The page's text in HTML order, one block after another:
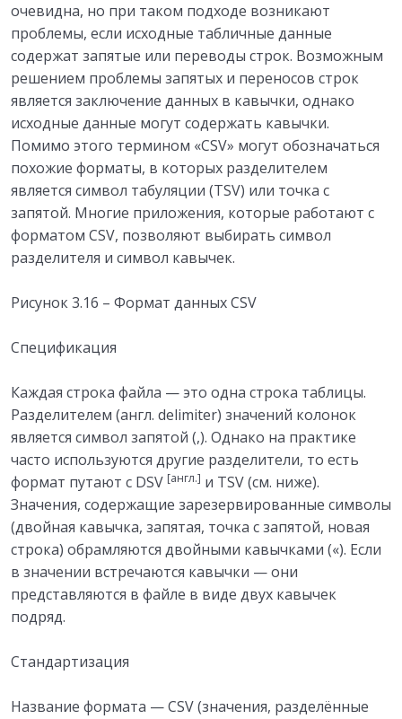
очевидна, но при таком подходе возникают
проблемы, если исходные табличные данные
содержат запятые или переводы строк. Возможным
решением проблемы запятых и переносов строк
является заключение данных в кавычки, однако
исходные данные могут содержать кавычки.
Помимо этого термином «CSV» могут обозначаться
похожие форматы, в которых разделителем
является символ табуляции (TSV) или точка с
запятой. Многие приложения, которые работают с
форматом CSV, позволяют выбирать символ
разделителя и символ кавычек.
Рисунок 3.16 – Формат данных CSV
Спецификация
Каждая строка файла — это одна строка таблицы.
Разделителем (англ. delimiter) значений колонок
является символ запятой (,). Однако на практике
часто используются другие разделители, то есть
формат путают с DSV [англ.] и TSV (см. ниже).
Значения, содержащие зарезервированные символы
(двойная кавычка, запятая, точка с запятой, новая
строка) обрамляются двойными кавычками («). Если
в значении встречаются кавычки — они
представляются в файле в виде двух кавычек
подряд.
Стандартизация
Название формата — CSV (значения, разделённые